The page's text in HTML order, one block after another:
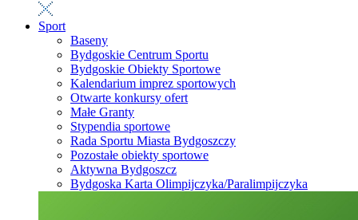
Sport
Baseny
Bydgoskie Centrum Sportu
Bydgoskie Obiekty Sportowe
Kalendarium imprez sportowych
Otwarte konkursy ofert
Małe Granty
Stypendia sportowe
Rada Sportu Miasta Bydgoszczy
Pozostałe obiekty sportowe
Aktywna Bydgoszcz
Bydgoska Karta Olimpijczyka/Paralimpijczyka